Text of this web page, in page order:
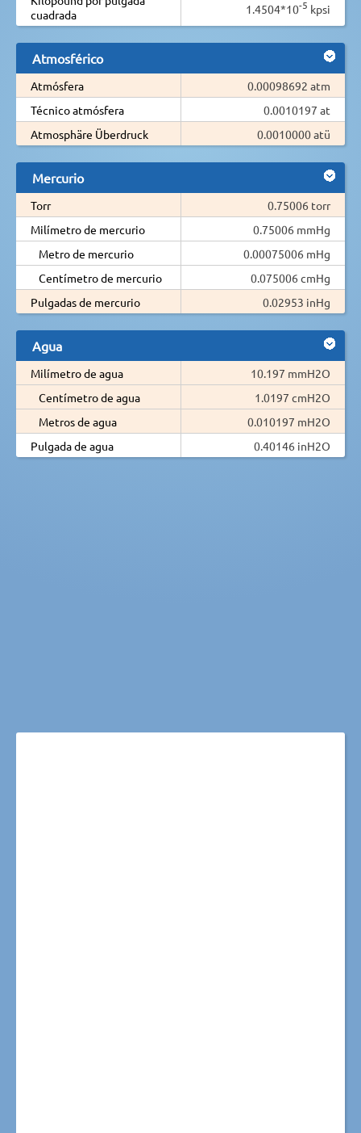
cuadrada
1.4504*10-5 kpsi
Atmosférico
Atmósfera
0.00098692 atm
Técnico atmósfera
0.0010197 at
Atmosphäre Überdruck
0.0010000 atü
Mercurio
Torr
0.75006 torr
Milímetro de mercurio
0.75006 mmHg
Metro de mercurio
0.00075006 mHg
Centímetro de mercurio
0.075006 cmHg
Pulgadas de mercurio
0.02953 inHg
Agua
Milímetro de agua
10.197 mmH2O
Centímetro de agua
1.0197 cmH2O
Metros de agua
0.010197 mH2O
Pulgada de agua
0.40146 inH2O